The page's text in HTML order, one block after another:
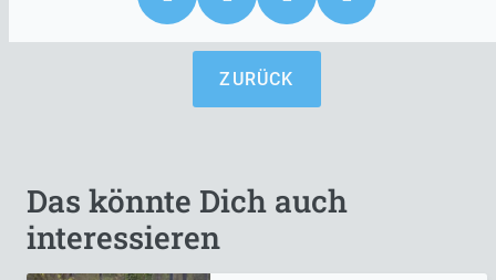
ZURÜCK
Das könnte Dich auch
interessieren